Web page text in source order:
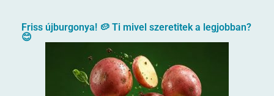
Friss újburgonya! 🥔 Ti mivel szeretitek a legjobban?
😊